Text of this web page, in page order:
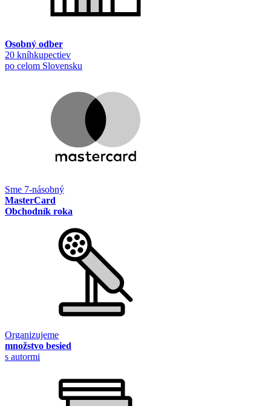
Osobný odber
20 kníhkupectiev
po celom Slovensku
Sme 7-násobný
MasterCard
Obchodník roka
Organizujeme
množstvo besied
s autormi